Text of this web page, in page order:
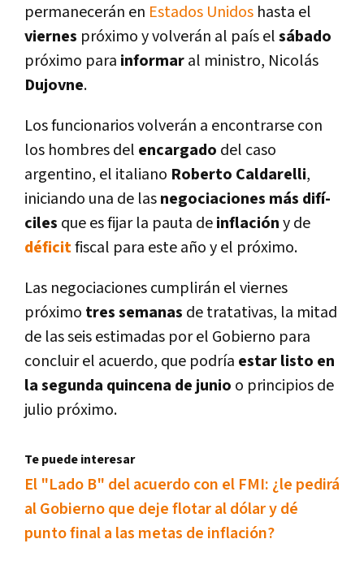
permanecerán en Estados Unidos hasta el
viernes próximo y volverán al paí­s elsábado
próximo para informaral ministro, Nicolás
Dujovne.
Los funcionarios volverán a encontrarse con
los hombres del encargado del caso
argentino, el italiano Roberto Caldarelli,
iniciando una de lasnegociaciones más difí­
ciles que es fijar la pauta deinflacióny de
déficitfiscal para este año y el próximo.
Las negociaciones cumplirán el viernes
próximo tres semanas de tratativas, la mitad
de las seis estimadas por el Gobierno para
concluir el acuerdo, que podrí­a estar listo en
la segunda quincena de junio o principios de
julio próximo.
Te puede interesar
El "Lado B" del acuerdo con el FMI: ¿le pedirá
al Gobierno que deje flotar al dólar y dé
punto final a las metas de inflación?